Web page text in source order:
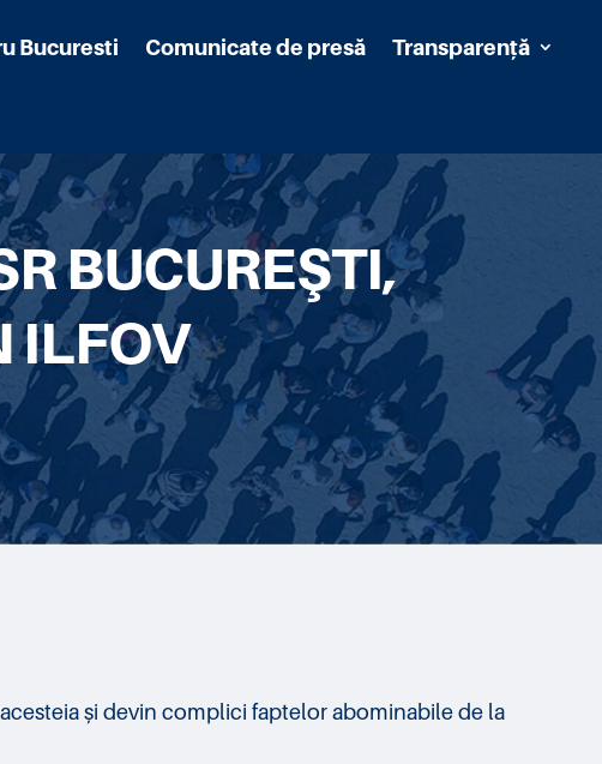
Bucuresti Comunicate de presă Transparență
BUCUREŞTI,
ILFOV
și devin complici faptelor abominabile de la